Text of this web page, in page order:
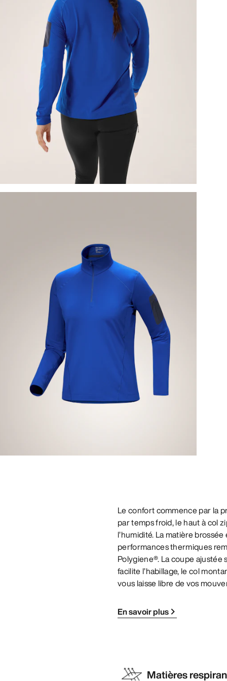
Le confort commence par la
par temps froid, le haut à col
l’humidité. La matière
performances thermiques
Polygiene®. La coupe
facilite l’habillage, le col
vous laisse libre de vos
En savoir plus
Matières